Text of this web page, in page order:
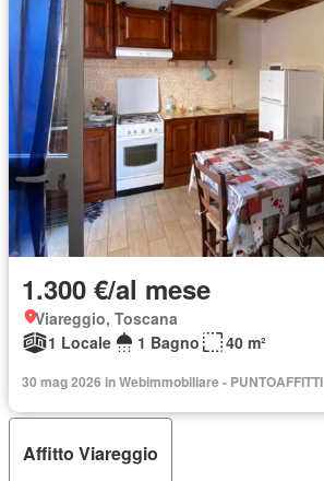
1.300 €/al mese
Viareggio, Toscana
1 Locale
1 Bagno 40 m²
30 mag 2026 in Webimmobiliare - PUNTOAFFITTI
Affitto Viareggio